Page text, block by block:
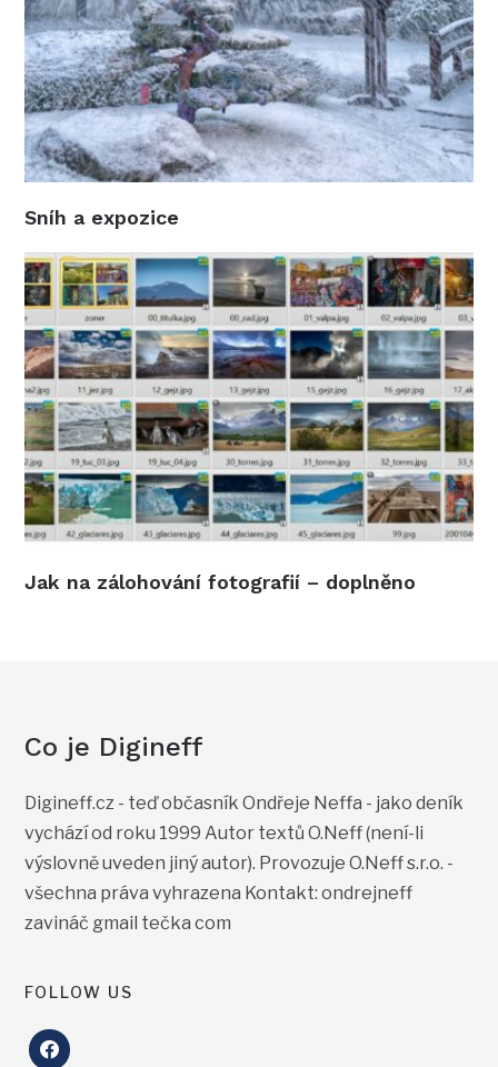
Sníh a expozice
Jak na zálohování fotografií – doplněno
Co je Digineff
Digineff.cz - teď občasník Ondřeje Neffa - jako deník
vychází od roku 1999 Autor textů O.Neff (není-li
výslovně uveden jiný autor). Provozuje O.Neff s.r.o. -
všechna práva vyhrazena Kontakt: ondrejneff
zavináč gmail tečka com
FOLLOW US
facebook